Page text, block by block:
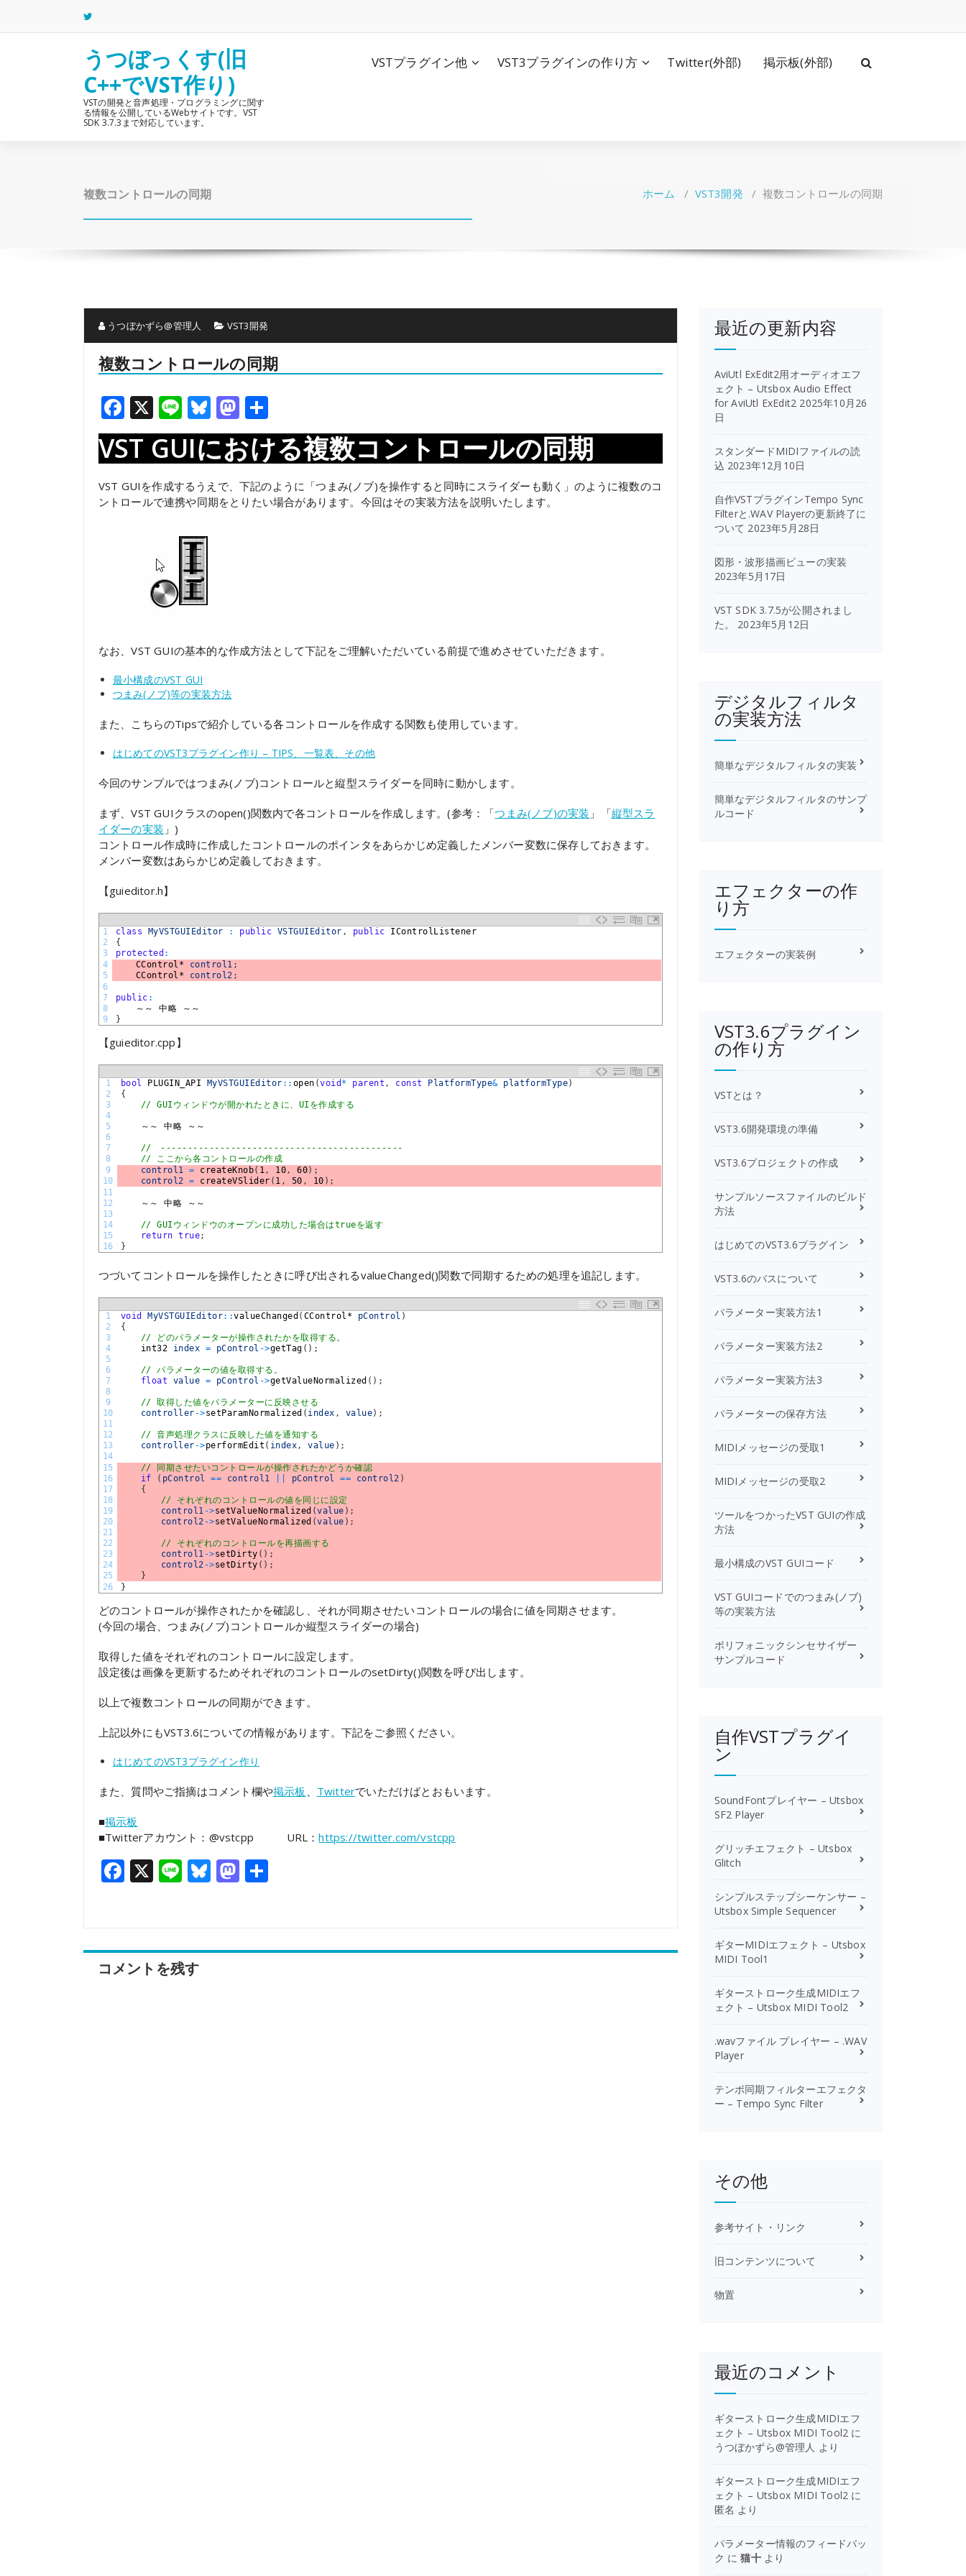
テ
うつぼっくす(旧
C++でVST作り)
VSTの開発と音声処理・プログラミングに関す
る情報を公開しているWebサイトです。VST
SDK 3.7.3まで対応しています。
VSTプラグイン他 VST3プラグインの作り方 Twitter(外部) 掲示板(外部)
複数コントロールの同期 ホーム / VST3開発 / 複数コントロールの同期
うつぼかずら@管理人 VST3開発
複数コントロールの同期
Facebook
X LineBluesky
Mastodon
共
有
VST GUIにおける複数コントロールの同期
VST GUIを作成するうえで、下記のように「つまみ(ノブ)を操作すると同時にスライダーも動く」のように複数のコ
ントロールで連携や同期をとりたい場合があります。今回はその実装方法を説明いたします。
なお、VST GUIの基本的な作成方法として下記をご理解いただいている前提で進めさせていただきます。
最小構成のVST GUI
つまみ(ノブ)等の実装方法
また、こちらのTipsで紹介している各コントロールを作成する関数も使用しています。
はじめてのVST3プラグイン作り – TIPS、一覧表、その他
今回のサンプルではつまみ(ノブ)コントロールと縦型スライダーを同時に動かします。
まず、VST GUIクラスのopen()関数内で各コントロールを作成します。(参考：「つまみ(ノブ)の実装 」「縦型スラ
イダーの実装 」)
コントロール作成時に作成したコントロールのポインタをあらかじめ定義したメンバー変数に保存しておきます。
メンバー変数はあらかじめ定義しておきます。
【guieditor.h】
1
2
3
4
5
6
7
8
9
class MyVSTGUIEditor : public VSTGUIEditor , public
IControlListener
{
protected :
CControl*
control1 ;
CControl*
control2 ;
public :
～～
中略
～～
}
【guieditor.cpp】
1
2
3
4
5
6
7
8
9
10
11
12
13
14
15
16
bool PLUGIN_API MyVSTGUIEditor :: open (void * parent , const PlatformType& platformType)
{
// GUIウィンドウが開かれたときに、UIを作成する
～～ 中略 ～～
//　---------------------------------------------
// ここから各コントロールの作成
control1 = createKnob( 1, 10, 60) ;
control2 = createVSlider ( 1 , 50 , 10 ) ;
～～ 中略 ～～
// GUIウィンドウのオープンに成功した場合はtrueを返す
return true;
}
つづいてコントロールを操作したときに呼び出されるvalueChanged()関数で同期するための処理を追記します。
1
2
3
4
5
6
7
8
9
10
11
12
13
14
15
16
17
18
19
20
21
22
23
24
25
26
void MyVSTGUIEditor::valueChanged ( CControl* pControl )
{
// どのパラメーターが操作されたかを取得する。
int32 index = pControl ->getTag ( ) ;
// パラメーターの値を取得する。
float
value = pControl ->getValueNormalized ( ) ;
// 取得した値をパラメーターに反映させる
controller ->setParamNormalized ( index , value) ;
// 音声処理クラスに反映した値を通知する
controller ->performEdit ( index, value ) ;
// 同期させたいコントロールが操作されたかどうか確認
if
( pControl == control1 pControl == control2 )
{
// それぞれのコントロールの値を同じに設定
control1 ->setValueNormalized (value ) ;
control2 ->setValueNormalized (value ) ;
// それぞれのコントロールを再描画する
control1 ->setDirty ( ) ;
control2 ->setDirty ( ) ;
}
}
どのコントロールが操作されたかを確認し、それが同期させたいコントロールの場合に値を同期させます。
(今回の場合、つまみ(ノブ)コントロールか縦型スライダーの場合)
取得した値をそれぞれのコントロールに設定します。
設定後は画像を更新するためそれぞれのコントロールのsetDirty()関数を呼び出します。
以上で複数コントロールの同期ができます。
上記以外にもVST3.6についての情報があります。下記をご参照ください。
はじめてのVST3プラグイン作り
また、質問やご指摘はコメント欄や掲示板 、 Twitterでいただけばとおもいます。
■掲示板
■Twitterアカウント：@vstcpp URL：https://twitter.com/vstcpp
Facebook
X LineBluesky
Mastodon
共
コメントを残す
最近の更新内容
AviUtl ExEdit2用オーディオエフ
ェクト – Utsbox Audio Effect
for AviUtl ExEdit2 2025年10月26
日
スタンダードMIDIファイルの読
込 2023年12月10日
自作VSTプラグインTempo Sync
Filterと.WAV Playerの更新終了に
ついて 2023年5月28日
図形・波形描画ビューの実装
2023年5月17日
VST SDK 3.7.5が公開されまし
た。
2023年5月12日
デジタルフィルタ
の実装方法
簡単なデジタルフィルタの実装
簡単なデジタルフィルタのサンプ
ルコード
エフェクターの作
り方
エフェクターの実装例
VST3.6プラグイン
の作り方
VSTとは？
VST3.6開発環境の準備
VST3.6プロジェクトの作成
サンプルソースファイルのビルド
方法
はじめてのVST3.6プラグイン
VST3.6のバスについて
パラメーター実装方法1
パラメーター実装方法2
パラメーター実装方法3
パラメーターの保存方法
MIDIメッセージの受取1
MIDIメッセージの受取2
ツールをつかったVST GUIの作成
方法
最小構成のVST GUIコード
VST GUIコードでのつまみ(ノブ)
等の実装方法
ポリフォニックシンセサイザー
サンプルコード
自作VSTプラグイ
ン
SoundFontプレイヤー – Utsbox
SF2 Player
グリッチエフェクト – Utsbox
Glitch
シンプルステップシーケンサー –
Utsbox Simple Sequencer
ギターMIDIエフェクト – Utsbox
MIDI Tool1
ギターストローク生成MIDIエフ
ェクト – Utsbox MIDI Tool2
.wavファイル プレイヤー – .WAV
Player
テンポ同期フィルターエフェクタ
ー – Tempo Sync Filter
その他
参考サイト・リンク
旧コンテンツについて
物置
最近のコメント
ギターストローク生成MIDIエフ
ェクト – Utsbox MIDI Tool2 に
うつぼかずら@管理人 より
ギターストローク生成MIDIエフ
ェクト – Utsbox MIDI Tool2 に
匿名 より
パラメーター情報のフィードバッ
ク に猫十より